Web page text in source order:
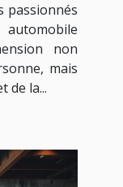
passionnés
automobile
non
mais
de la...